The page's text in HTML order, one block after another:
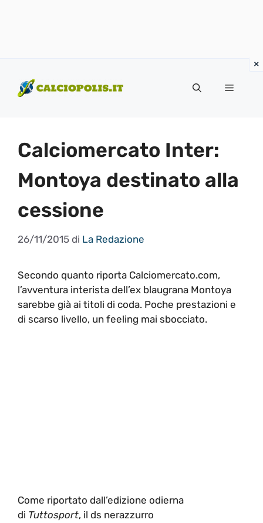
contenuto
Menu
Calciomercato Inter:
Montoya destinato alla
cessione
26/11/2015 di La Redazione
Secondo quanto riporta Calciomercato.com,
l’avventura interista dell’ex blaugrana Montoya
sarebbe già ai titoli di coda. Poche prestazioni e
di scarso livello, un feeling mai sbocciato.
Come riportato dall’edizione odierna
di Tuttosport, il ds nerazzurro